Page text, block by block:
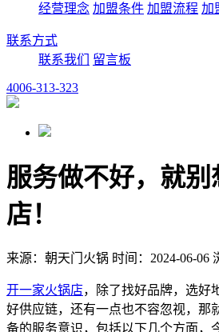
经营理念 加盟条件 加盟流程 加
联系方式
联系我们
留言板
4006-313-323
服务做不好，就
店！
来源：朝天门火锅 时间：2024-06-06
开一家火锅店，除了找好品牌，选好
好供应链，还有一点也不容忽视，那
备的服务意识，包括以下几个方面，